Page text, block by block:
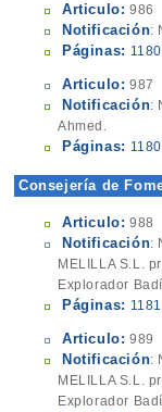
Articulo: 986
Notificación:
Páginas: 1180
Articulo: 987
Notificación:
Ahmed.
Páginas: 1180
Consejería de
Articulo: 988
Notificación:
MELILLA S.L.
Explorador
Páginas: 1181
Articulo: 989
Notificación:
MELILLA S.L.
Explorador